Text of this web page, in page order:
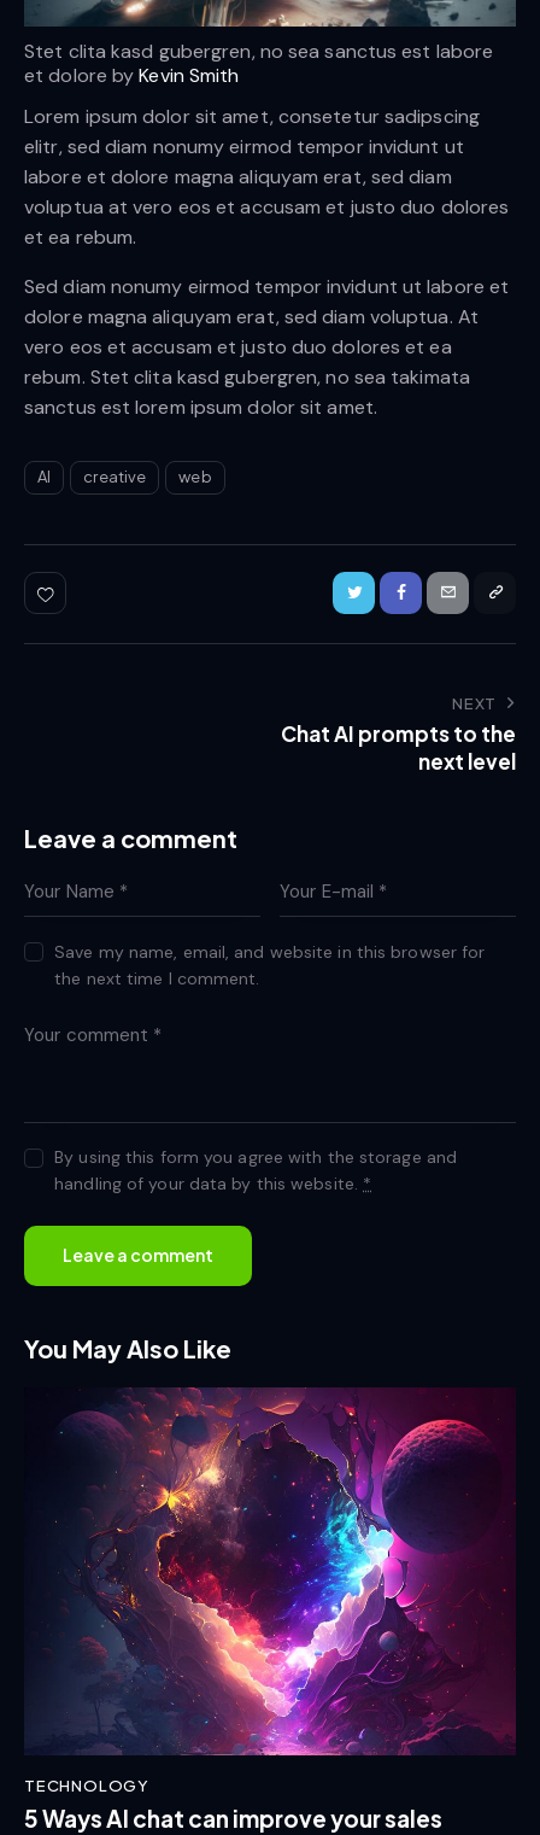
Stet clita kasd gubergren, no sea sanctus est labore
et dolore byKevin Smith
Lorem ipsum dolor sit amet, consetetur sadipscing
elitr, sed diam nonumy eirmod tempor invidunt ut
labore et dolore magna aliquyam erat, sed diam
voluptua at vero eos et accusam et justo duo dolores
et ea rebum.
Sed diam nonumy eirmod tempor invidunt ut labore et
dolore magna aliquyam erat, sed diam voluptua. At
vero eos et accusam et justo duo dolores et ea
rebum. Stet clita kasd gubergren, no sea takimata
sanctus est lorem ipsum dolor sit amet.
AI creative web
NEXT
Chat AI prompts to the
next level
Leave a comment
Save my name, email, and website in this browser for
the next time I comment.
By using this form you agree with the storage and
handling of your data by this website. *
You May Also Like
TECHNOLOGY
5 Ways AI chat can improve your sales